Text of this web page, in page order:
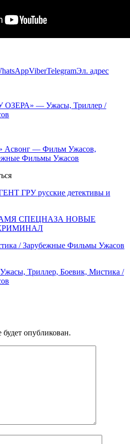
ViberTelegramЭл. адрес
— Ужасы, Триллер /
— Фильм Ужасов,
Фильмы Ужасов
ГРУ русские детективы и
СПЕЦНАЗА НОВЫЕ
/ Зарубежные Фильмы Ужасов
Триллер, Боевик, Мистика /
опубликован.